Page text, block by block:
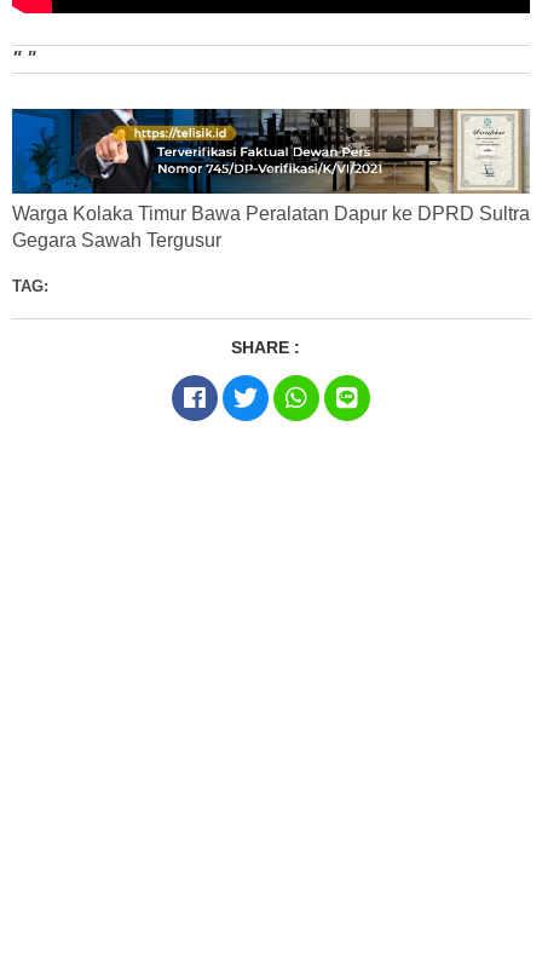
" "
Warga Kolaka Timur Bawa Peralatan Dapur ke DPRD Sultra
Gegara Sawah Tergusur
TAG:
SHARE :